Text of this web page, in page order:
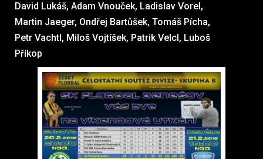
David Lukáš, Adam Vnouček, Ladislav Vorel,
Martin Jaeger, Ondřej Bartůšek, Tomáš Pícha,
Petr Vachtl, Miloš Vojtíšek, Patrik Velcl, Luboš
Příkop